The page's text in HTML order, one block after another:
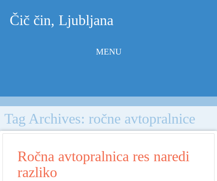
Čič čin, Ljubljana
MENU
Tag Archives: ročne avtopralnice
Ročna avtopralnica res naredi
razliko